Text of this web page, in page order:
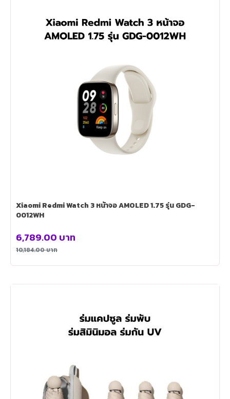
Xiaomi Redmi Watch 3 หน้าจอ AMOLED 1.75 รุ่น GDG-
0012WH
10,184.00บาท
6,789.00 บาท